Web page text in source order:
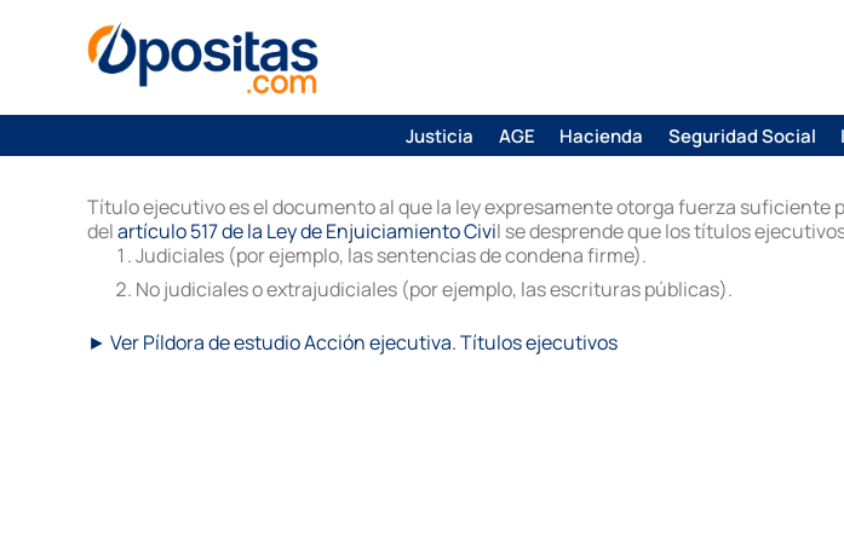
Justicia AGE Hacienda Seguridad Social
Título ejecutivo es el documento al que la ley expresamente otorga fuerza
delartículo 517 de la Ley de Enjuiciamiento Civil se desprende que los títulos
Judiciales (por ejemplo, las sentencias de condena firme).
No judiciales o extrajudiciales (por ejemplo, las escrituras públicas).
► Ver Píldora de estudio Acción ejecutiva. Títulos ejecutivos